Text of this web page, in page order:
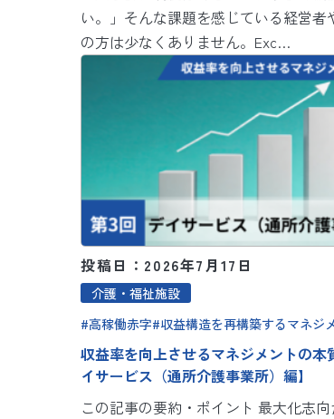
い。」そんな課題を感じている経営者
の方は少なくありません。Exc…
投稿日：2026年7月17日
介護・福祉施設
高稼働赤字 収益構造を再構築するマネジ
収益率を向上させるマネジメントの本
イサービス（通所介護事業所）編】
この記事の要約・ポイント 最大化志